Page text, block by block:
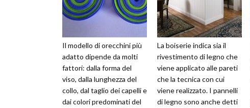
Il modello di orecchini più
adatto dipende da molti
fattori: dalla forma del
viso, dalla lunghezza del
collo, dal taglio dei capelli e
dai colori predominati del
La boiserie indica sia il
rivestimento di legno che
viene applicato alle pareti
che la tecnica con cui
viene realizzato. I pannelli
di legno sono anche detti